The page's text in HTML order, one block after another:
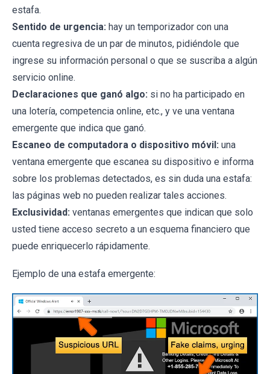
estafa.
Sentido de urgencia: hay un temporizador con una
cuenta regresiva de un par de minutos, pidiéndole que
ingrese su información personal o que se suscriba a algún
servicio online.
Declaraciones que ganó algo: si no ha participado en
una lotería, competencia online, etc., y ve una ventana
emergente que indica que ganó.
Escaneo de computadora o dispositivo móvil: una
ventana emergente que escanea su dispositivo e informa
sobre los problemas detectados, es sin duda una estafa:
las páginas web no pueden realizar tales acciones.
Exclusividad: ventanas emergentes que indican que solo
usted tiene acceso secreto a un esquema financiero que
puede enriquecerlo rápidamente.
Ejemplo de una estafa emergente: